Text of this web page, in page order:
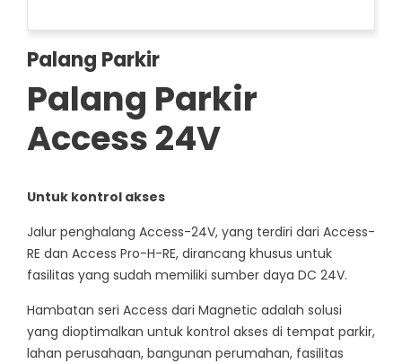
Palang Parkir
Palang Parkir
Access 24V
Untuk kontrol akses
Jalur penghalang Access-24V, yang terdiri dari Access-
RE dan Access Pro-H-RE, dirancang khusus untuk
fasilitas yang sudah memiliki sumber daya DC 24V.
Hambatan seri Access dari Magnetic adalah solusi
yang dioptimalkan untuk kontrol akses di tempat parkir,
lahan perusahaan, bangunan perumahan, fasilitas